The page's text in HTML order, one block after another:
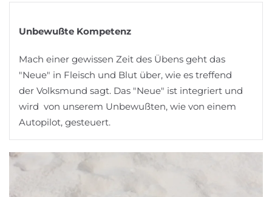
Unbewußte Kompetenz
Mach einer gewissen Zeit des Übens geht das
"Neue" in Fleisch und Blut über, wie es treffend
der Volksmund sagt. Das "Neue" ist integriert und
wird von unserem Unbewußten, wie von einem
Autopilot, gesteuert.